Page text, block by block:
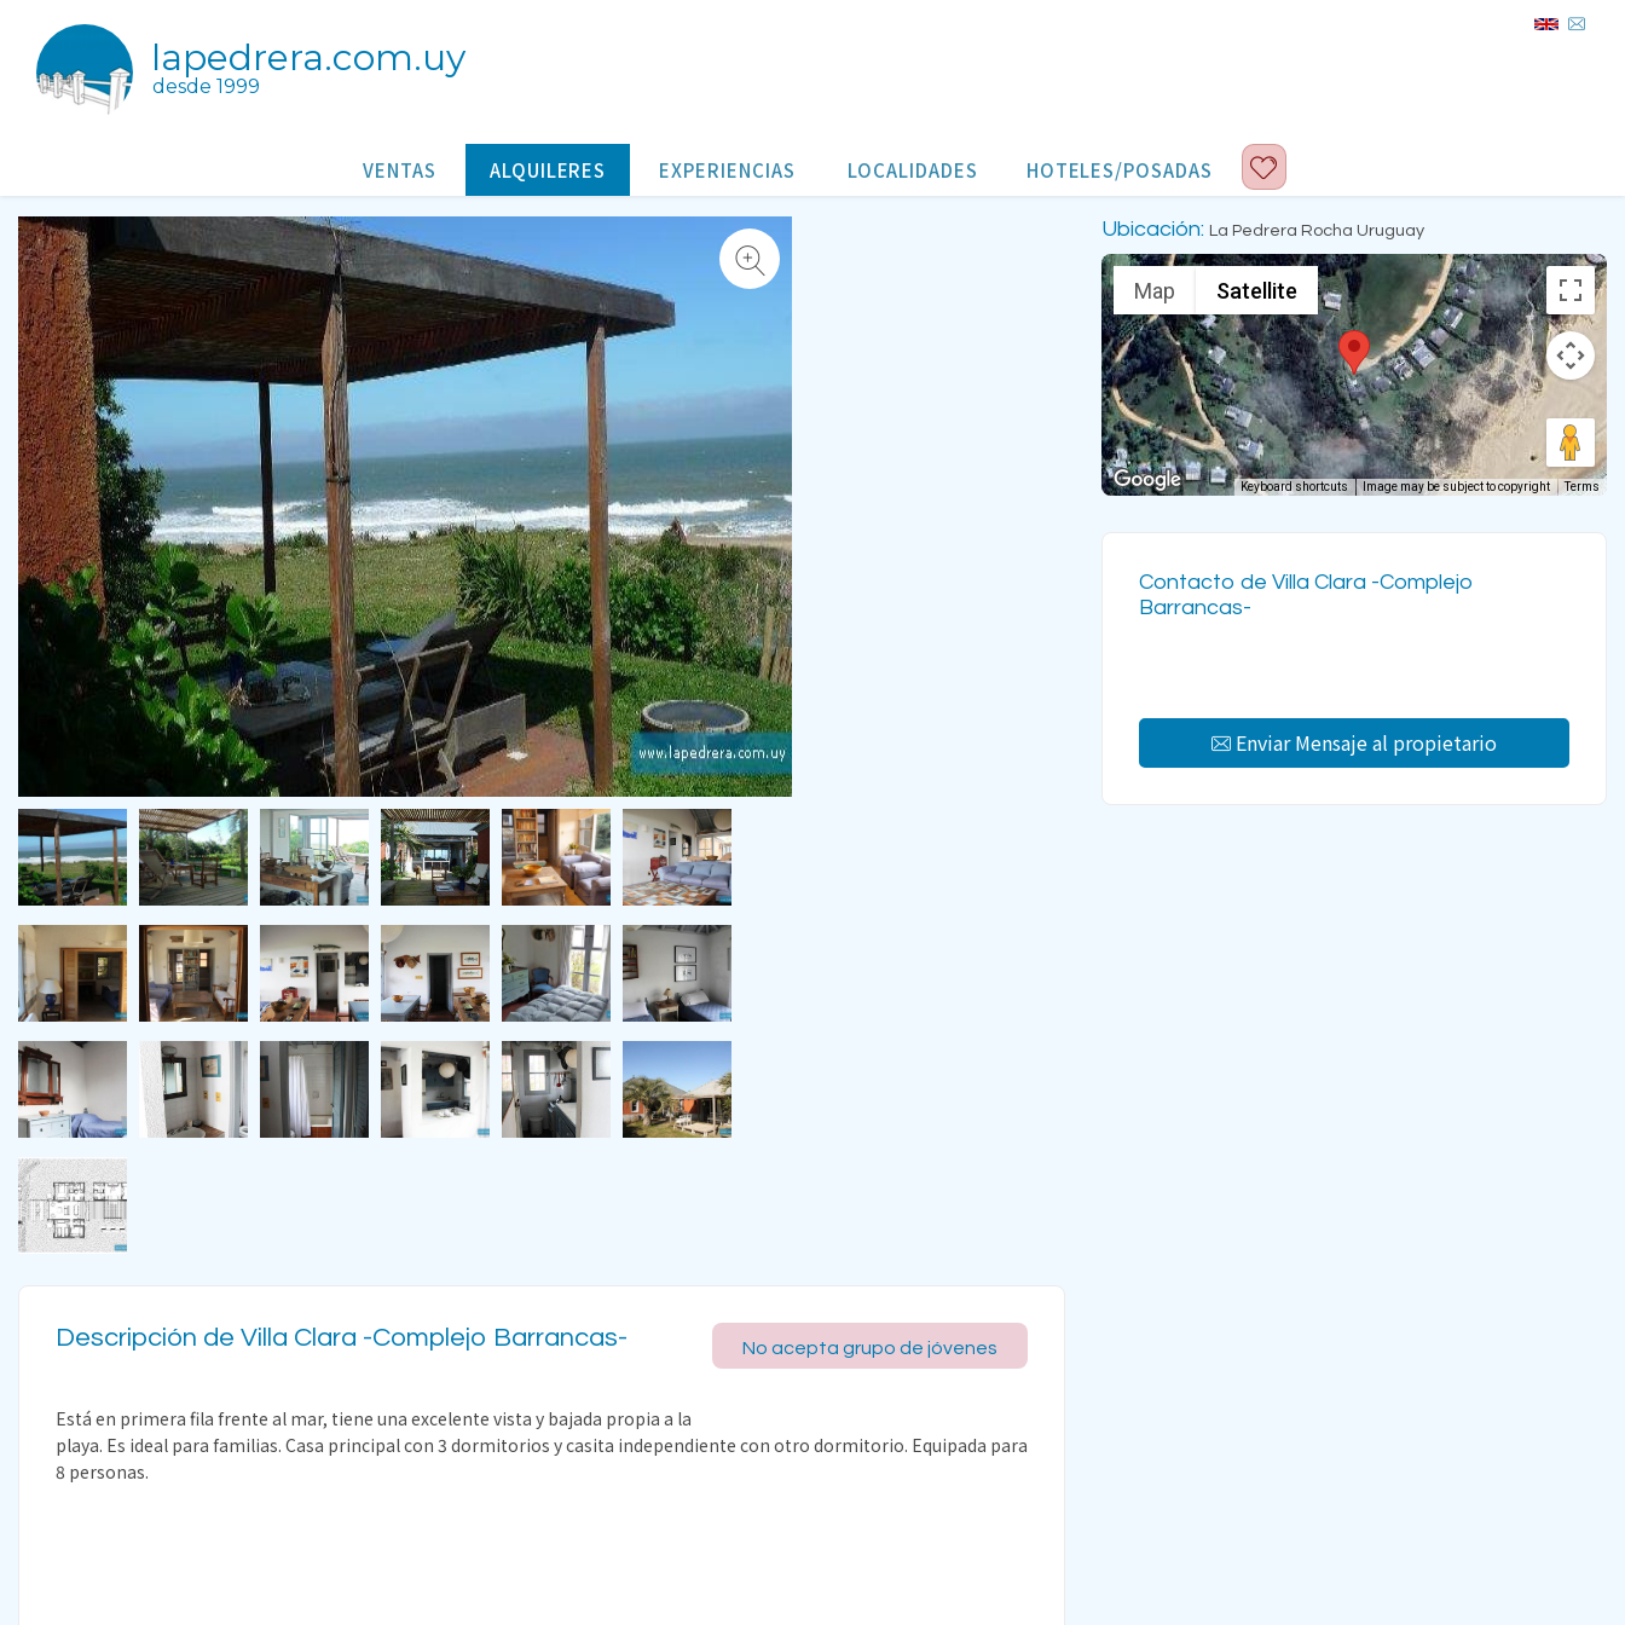
lapedrera.com.uy
desde 1999
VENTAS ALQUILERES EXPERIENCIAS LOCALIDADES HOTELES/POSADAS
Villa Clara -Complejo Barrancas-
No acepta grupo de jóvenes
Descripción de Villa Clara -Complejo Barrancas-
Está en primera fila frente al mar, tiene una excelente vista y bajada propia a la
playa. Es ideal para familias. Casa principal con 3 dormitorios y casita independiente con otro dormitorio. Equipada para
8 personas.
Ubicación: La Pedrera Rocha Uruguay
Map Satellite
Keyboard shortcuts Image may be subject to copyright Terms
Contacto de Villa Clara -Complejo
Barrancas-
Enviar Mensaje al propietario